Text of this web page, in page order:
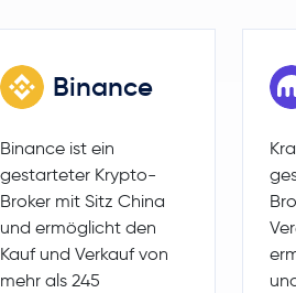
Basic Attention Token
EOS EOS
Qtum QTUM
Binance
Binance ist ein
gestarteter Krypto-
Broker mit Sitz China
und ermöglicht den
Kauf und Verkauf von
mehr als 245